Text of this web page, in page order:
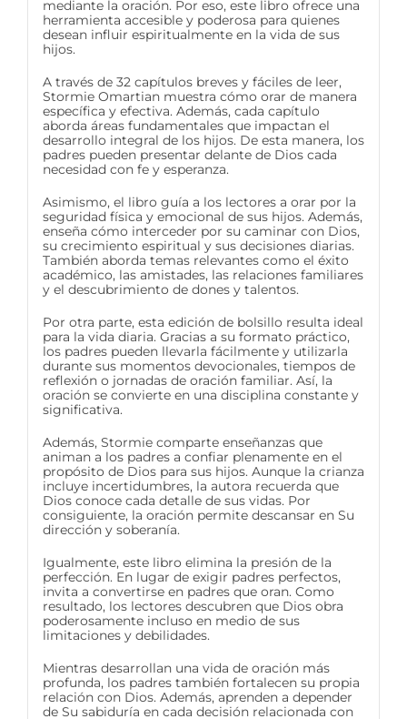
mediante la oración. Por eso, este libro ofrece una
herramienta accesible y poderosa para quienes
desean influir espiritualmente en la vida de sus
hijos.
A través de 32 capítulos breves y fáciles de leer,
Stormie Omartian muestra cómo orar de manera
específica y efectiva. Además, cada capítulo
aborda áreas fundamentales que impactan el
desarrollo integral de los hijos. De esta manera, los
padres pueden presentar delante de Dios cada
necesidad con fe y esperanza.
Asimismo, el libro guía a los lectores a orar por la
seguridad física y emocional de sus hijos. Además,
enseña cómo interceder por su caminar con Dios,
su crecimiento espiritual y sus decisiones diarias.
También aborda temas relevantes como el éxito
académico, las amistades, las relaciones familiares
y el descubrimiento de dones y talentos.
Por otra parte, esta edición de bolsillo resulta ideal
para la vida diaria. Gracias a su formato práctico,
los padres pueden llevarla fácilmente y utilizarla
durante sus momentos devocionales, tiempos de
reflexión o jornadas de oración familiar. Así, la
oración se convierte en una disciplina constante y
significativa.
Además, Stormie comparte enseñanzas que
animan a los padres a confiar plenamente en el
propósito de Dios para sus hijos. Aunque la crianza
incluye incertidumbres, la autora recuerda que
Dios conoce cada detalle de sus vidas. Por
consiguiente, la oración permite descansar en Su
dirección y soberanía.
Igualmente, este libro elimina la presión de la
perfección. En lugar de exigir padres perfectos,
invita a convertirse en padres que oran. Como
resultado, los lectores descubren que Dios obra
poderosamente incluso en medio de sus
limitaciones y debilidades.
Mientras desarrollan una vida de oración más
profunda, los padres también fortalecen su propia
relación con Dios. Además, aprenden a depender
de Su sabiduría en cada decisión relacionada con